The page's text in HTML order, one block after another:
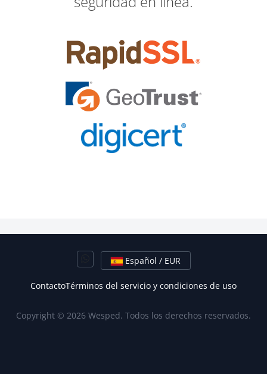
Español / EUR
ContactoTérminos del servicio y condiciones de uso
Copyright © 2026 Wesped. Todos los derechos reservados.